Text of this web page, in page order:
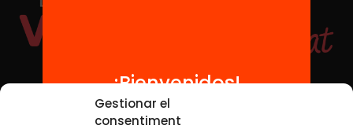
Gestionar el
consentiment
Redes sociales¡Bienvenidos!